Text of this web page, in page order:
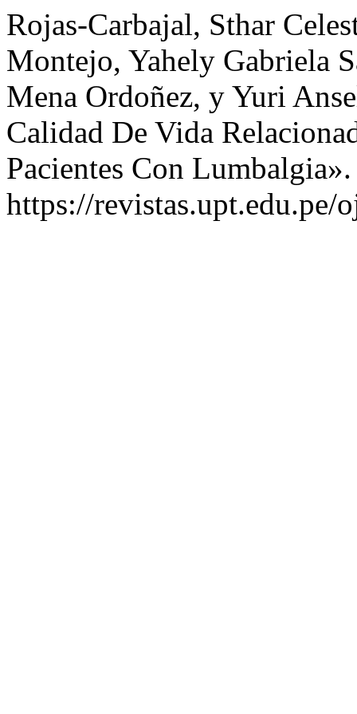
Rojas-Carbajal, Sthar
Montejo, Yahely Gabriela
Mena Ordoñez, y Yuri
Calidad De Vida
Pacientes Con
https://